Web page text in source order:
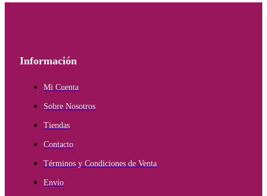
Información
Mi Cuenta
Sobre Nosotros
Tiendas
Contacto
Términos y Condiciones de Venta
Envío